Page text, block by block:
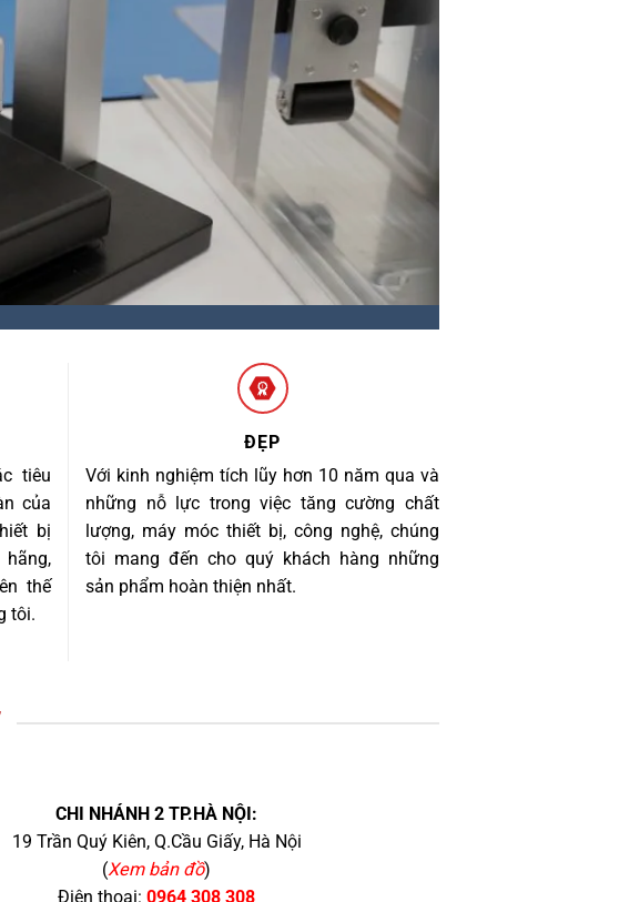
tiêu
của
bị
thế
tôi.
ĐẸP
Với kinh nghiệm tích lũy hơn 10 năm qua và
những nỗ lực trong việc tăng cường chất
lượng, máy móc thiết bị, công nghệ, chúng
tôi mang đến cho quý khách hàng những
sản phẩm hoàn thiện nhất.
CHI NHÁNH 2 TP.HÀ NỘI:
19 Trần Quý Kiên, Q.Cầu Giấy, Hà Nội
(Xem bản đồ)
Điện thoại: 0964 308 308